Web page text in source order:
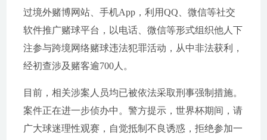
过境外赌博网站、手机App，利用QQ、微信等社交
软件推广赌球平台，以电话、微信等形式组织他人下
注参与跨境网络赌球违法犯罪活动，从中非法获利，
经初查涉及赌客逾700人。
目前，相关涉案人员均已被依法采取刑事强制措施。
案件正在进一步侦办中。警方提示，世界杯期间，请
广大球迷理性观赛，自觉抵制不良诱惑，拒绝参加一